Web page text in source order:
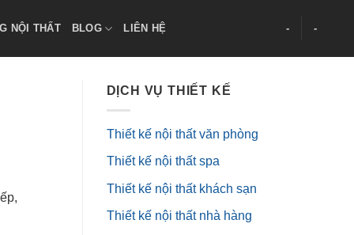
NỘI THẤT BLOG LIÊN HỆ - -
DỊCH VỤ THIẾT KẾ
Thiết kế nội thất văn phòng
Thiết kế nội thất spa
Thiết kế nội thất khách sạn
Thiết kế nội thất nhà hàng